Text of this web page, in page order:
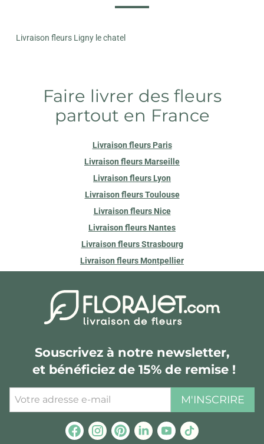
Livraison fleurs Ligny le chatel
Faire livrer des fleurs
partout en France
Livraison fleurs Paris
Livraison fleurs Marseille
Livraison fleurs Lyon
Livraison fleurs Toulouse
Livraison fleurs Nice
Livraison fleurs Nantes
Livraison fleurs Strasbourg
Livraison fleurs Montpellier
Souscrivez à notre newsletter,
et bénéficiez de 15% de remise !
M'INSCRIRE